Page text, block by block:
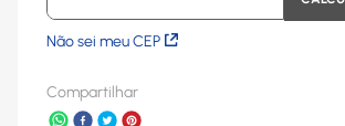
Não sei meu CEP
Compartilhar